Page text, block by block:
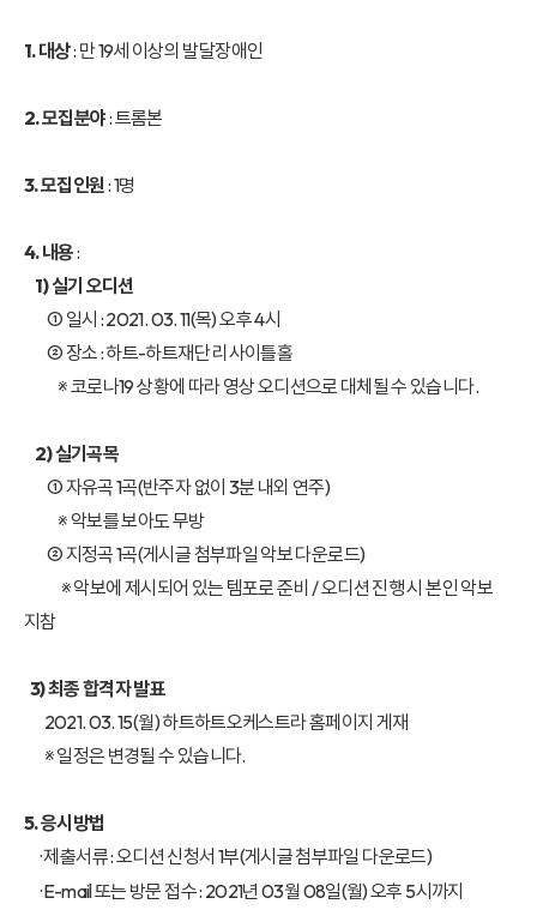
1. 대상: 만 19세 이상의 발달장애인
2. 모집분야: 트롬본
3. 모집인원: 1명
4. 내용:
1) 실기 오디션
① 일시 : 2021. 03. 11(목) 오후 4시
② 장소 : 하트-하트재단 리사이틀홀
※ 코로나19 상황에 따라 영상 오디션으로 대체될 수 있습니다.
2) 실기곡목
① 자유곡 1곡(반주자 없이 3분 내외 연주)
※ 악보를 보아도 무방
② 지정곡 1곡(게시글 첨부파일 악보 다운로드)
※ 악보에 제시되어 있는 템포로 준비 / 오디션 진행 시 본인 악보
지참
3) 최종 합격자 발표
2021. 03. 15(월) 하트하트오케스트라 홈페이지 게재
※ 일정은 변경될 수 있습니다.
5. 응시방법
· 제출서류 : 오디션 신청서 1부(게시글 첨부파일 다운로드)
· E-mail 또는 방문 접수 : 2021년 03월 08일(월) 오후 5시까지